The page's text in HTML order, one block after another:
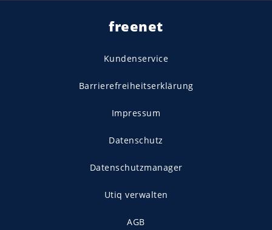
freenet
Kundenservice
Barrierefreiheitserklärung
Impressum
Datenschutz
Datenschutzmanager
Utiq verwalten
AGB